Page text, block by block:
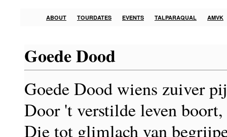
ABOUT TOURDATES EVENTS TALPARAQUAL AMVK
Goede Dood
Goede Dood wiens zuiver
Door 't verstilde leven boort,
Die tot glimlach van